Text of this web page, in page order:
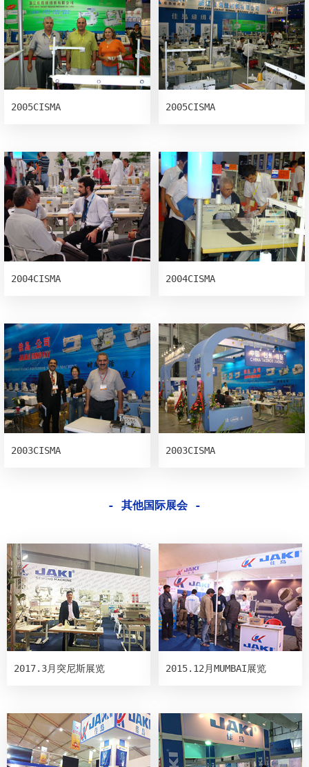
2005CISMA 2005CISMA
2004CISMA 2004CISMA
2003CISMA 2003CISMA
- 其他国际展会 -
2017.3月突尼斯展览 2015.12月MUMBAI展览